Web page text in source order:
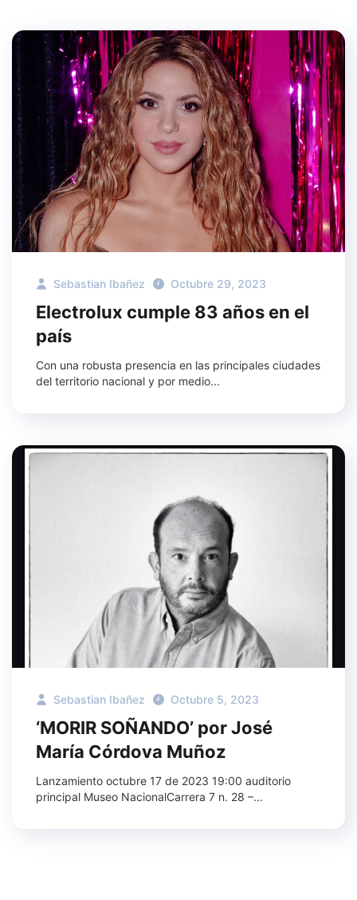
Sebastian Ibañez Octubre 29, 2023
Electrolux cumple 83 años en el
país
Con una robusta presencia en las principales ciudades
del territorio nacional y por medio...
Sebastian Ibañez Octubre 5, 2023
‘MORIR SOÑANDO’ por José
María Córdova Muñoz
Lanzamiento octubre 17 de 2023 19:00 auditorio
principal Museo NacionalCarrera 7 n. 28 –...